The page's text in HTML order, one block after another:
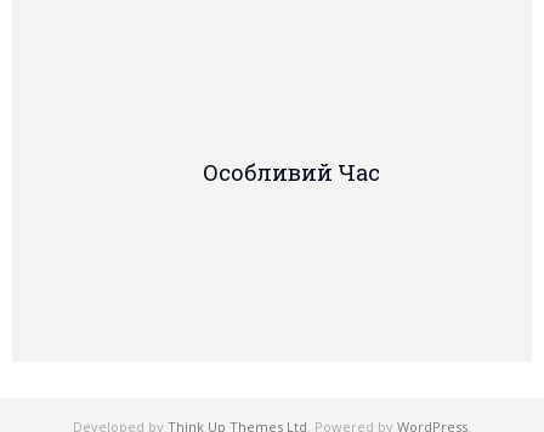
Особливий Час
Developed by Think Up Themes Ltd . Powered by WordPress